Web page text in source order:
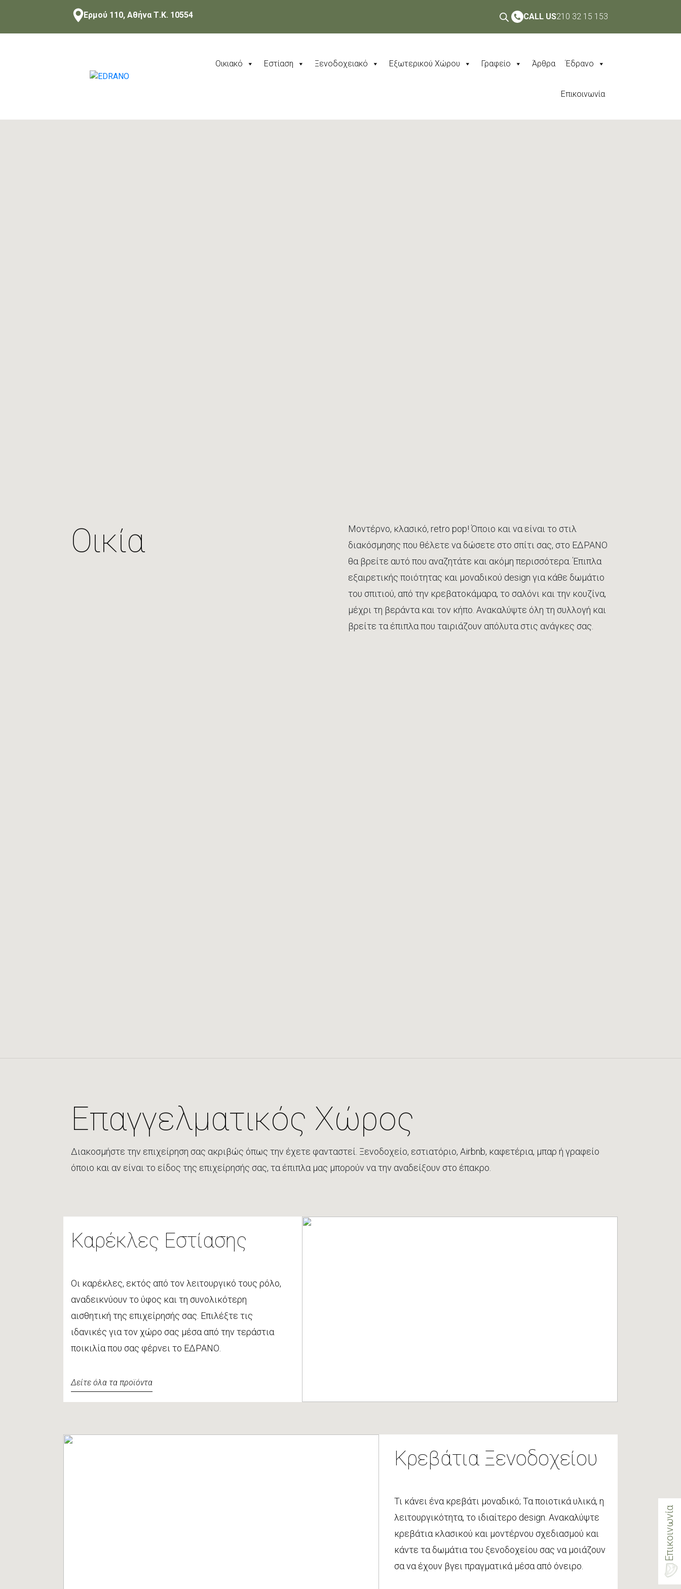
Ερμού 110, Αθήνα Τ.Κ. 10554 CALL US210 32 15 153
Οικιακό Εστίαση Ξενοδοχειακό Εξωτερικού Χώρου Γραφείο Άρθρα Έδρανο
Επικοινωνία
Επικοινωνία
Οικία
Μοντέρνο, κλασικό, retro pop! Όποιο και να είναι το στιλ
διακόσμησης που θέλετε να δώσετε στο σπίτι σας, στο ΕΔΡΑΝΟ
θα βρείτε αυτό που αναζητάτε και ακόμη περισσότερα. Έπιπλα
εξαιρετικής ποιότητας και μοναδικού design για κάθε δωμάτιο
του σπιτιού, από την κρεβατοκάμαρα, το σαλόνι και την κουζίνα,
μέχρι τη βεράντα και τον κήπο. Ανακαλύψτε όλη τη συλλογή και
βρείτε τα έπιπλα που ταιριάζουν απόλυτα στις ανάγκες σας.
Επαγγελματικός Χώρος
Διακοσμήστε την επιχείρηση σας ακριβώς όπως την έχετε φανταστεί. Ξενοδοχείο, εστιατόριο, Airbnb, καφετέρια, μπαρ ή γραφείο
όποιο και αν είναι το είδος της επιχείρησής σας, τα έπιπλα μας μπορούν να την αναδείξουν στο έπακρο.
Καρέκλες Εστίασης
Οι καρέκλες, εκτός από τον λειτουργικό τους ρόλο,
αναδεικνύουν το ύφος και τη συνολικότερη
αισθητική της επιχείρησής σας. Επιλέξτε τις
ιδανικές για τον χώρο σας μέσα από την τεράστια
ποικιλία που σας φέρνει το ΕΔΡΑΝΟ.
Δείτε όλα τα προϊόντα
Κρεβάτια Ξενοδοχείου
Τι κάνει ένα κρεβάτι μοναδικό; Τα ποιοτικά υλικά, η
λειτουργικότητα, το ιδιαίτερο design. Ανακαλύψτε
κρεβάτια κλασικού και μοντέρνου σχεδιασμού και
κάντε τα δωμάτια του ξενοδοχείου σας να μοιάζουν
σα να έχουν βγει πραγματικά μέσα από όνειρο.